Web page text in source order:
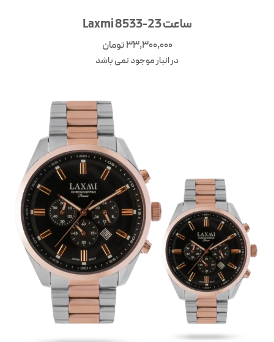
ساعت Laxmi 8533-23
33,300,000تومان
در انبار موجود نمی باشد